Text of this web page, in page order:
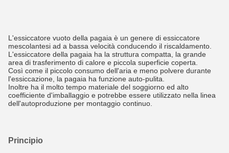
L'essiccatore vuoto della pagaia è un genere di essiccatore
mescolantesi ad a bassa velocità conducendo il riscaldamento.
L'essiccatore della pagaia ha la struttura compatta, la grande
area di trasferimento di calore e piccola superficie coperta.
Così come il piccolo consumo dell'aria e meno polvere durante
l'essiccazione, la pagaia ha funzione auto-pulita.
Inoltre ha il molto tempo materiale del soggiorno ed alto
coefficiente d'imballaggio e potrebbe essere utilizzato nella linea
dell'autoproduzione per montaggio continuo.
Principio